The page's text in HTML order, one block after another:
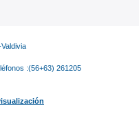
:(56+63) 261205